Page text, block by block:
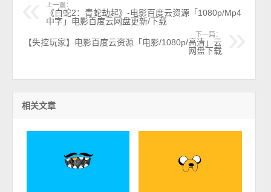
上一篇：
《白蛇2：青蛇劫起》-电影百度云资源「1080p/Mp4
中字」电影百度云网盘更新/下载
下一篇：
【失控玩家】电影百度云资源「电影/1080p/高清」云
网盘下载
相关文章